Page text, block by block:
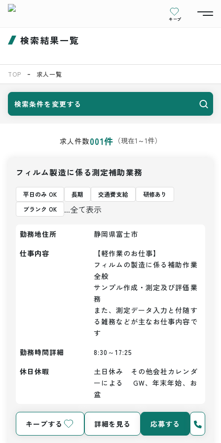
キープ
検索結果一覧
TOP 求人一覧
検索条件を変更する
求人件数001件 （現在1 ～1件）
フィルム製造に係る測定補助業務
平日のみ OK 長期 交通費支給
研修あり
ブランク OK
...全て表示
勤務地住所
静岡県富士市
仕事内容
【軽作業のお仕事】
フィルムの製造に係る補助作業
全般
サンプル作成・測定及び評価業
務
また、測定データ入力と付随す
る雑務などが主なお仕事内容で
す
勤務時間詳細
8:30～17:25
休日休暇
土日休み　その他会社カレンダ
ーによる　 GW、年末年始、お
盆
キープする 詳細を見る 応募する